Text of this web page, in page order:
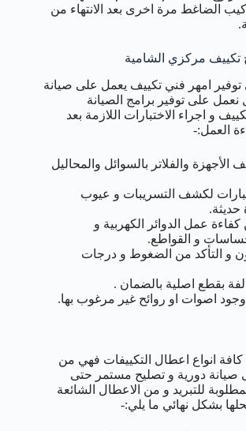
الضاغط مرة اخرى بعد الانتهاء من
مركزي الشامية
امهر فني تكييف يعمل على صيانة
نعمل على توفير برامج الصيانة
و اجراء الاختبارات اللازمة بعد
العمل:-
والفلاتر بالسوائل والمحاليل
لكشف التسريبات و عيوب
حديثة.
كفاءة عمل الدوائر الكهربية و
و القواطع.
و التأكد من الضغوط و درجات
بقطع اصلية بالضمان .
اصوات او روائح غير مرغوب بها.
انواع اعطال التكييفات فهي من
صيانة دورية و تصليح مستمر حتى
للتبريد و من الاعطال الشائعة
بشكل نهائي ما يلي:-